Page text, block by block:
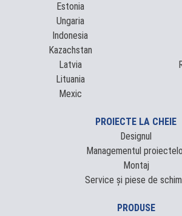
Estonia
Ungaria
Indonesia
Kazachstan
Latvia
Lituania
Mexic
PROIECTE LA CHEIE
Designul
Managementul
Montaj
Service și piese de
PRODUSE